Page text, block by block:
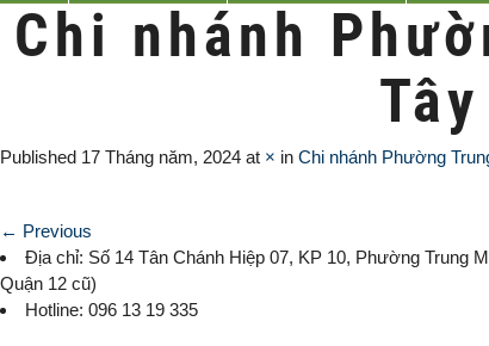
Chi nhánh
Tây
Published 17 Tháng năm, 2024 at × in Chi nhánh Phường
← Previous
Địa chỉ: Số 14 Tân Chánh Hiệp 07, KP 10, Phường Trung
Quận 12 cũ)
Hotline: 096 13 19 335